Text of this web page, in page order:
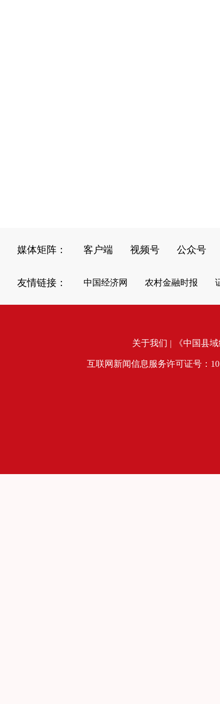
媒体矩阵： 客户端 视频号 公众号
友情链接： 中国经济网 农村金融时报
关于我们 | 《中国县
互联网新闻信息服务许可证号：